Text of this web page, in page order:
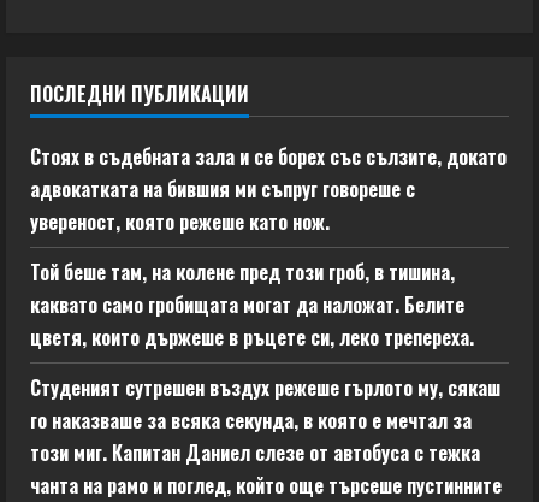
ПОСЛЕДНИ ПУБЛИКАЦИИ
Стоях в съдебната зала и се борех със сълзите, докато
адвокатката на бившия ми съпруг говореше с
увереност, която режеше като нож.
Той беше там, на колене пред този гроб, в тишина,
каквато само гробищата могат да наложат. Белите
цветя, които държеше в ръцете си, леко трепереха.
Студеният сутрешен въздух режеше гърлото му, сякаш
го наказваше за всяка секунда, в която е мечтал за
този миг. Капитан Даниел слезе от автобуса с тежка
чанта на рамо и поглед, който още търсеше пустинните